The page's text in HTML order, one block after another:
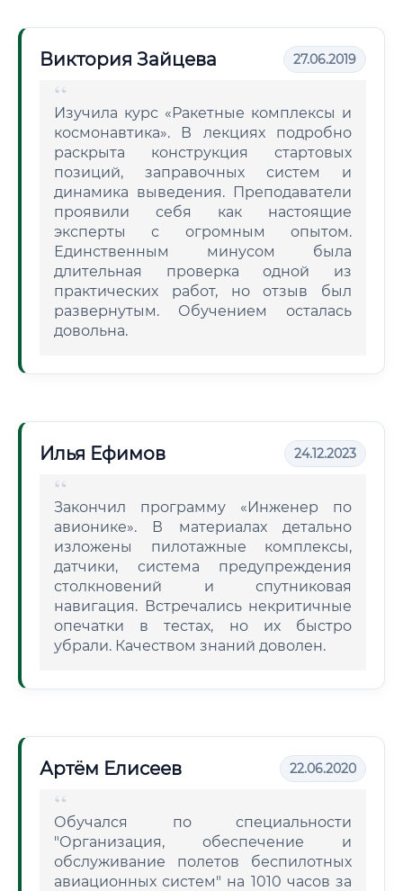
Виктория Зайцева 27.06.2019
Изучила курс «Ракетные комплексы и
космонавтика». В лекциях подробно
раскрыта конструкция стартовых
позиций, заправочных систем и
динамика выведения. Преподаватели
проявили себя как настоящие
эксперты с огромным опытом.
Единственным минусом была
длительная проверка одной из
практических работ, но отзыв был
развернутым. Обучением осталась
довольна.
Илья Ефимов 24.12.2023
Закончил программу «Инженер по
авионике». В материалах детально
изложены пилотажные комплексы,
датчики, система предупреждения
столкновений и спутниковая
навигация. Встречались некритичные
опечатки в тестах, но их быстро
убрали. Качеством знаний доволен.
Артём Елисеев 22.06.2020
Обучался по специальности
"Организация, обеспечение и
обслуживание полетов беспилотных
авиационных систем" на 1010 часов за